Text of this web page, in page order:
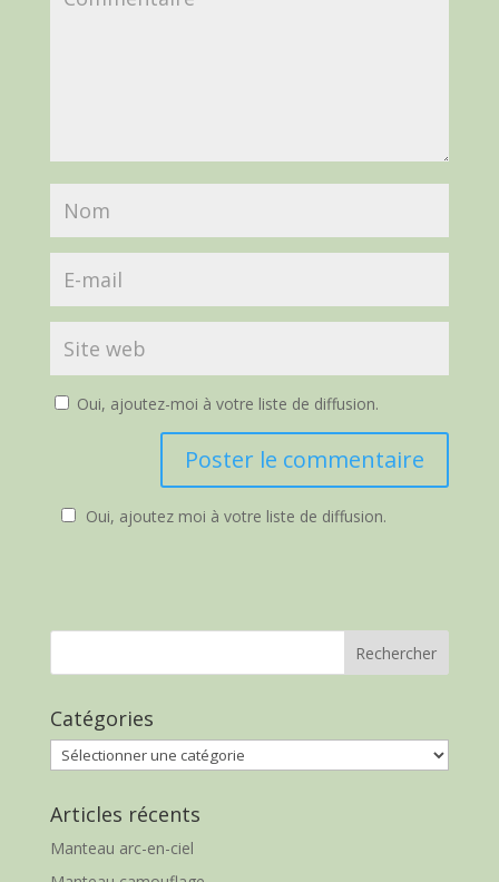
Oui, ajoutez-moi à votre liste de diffusion.
Oui, ajoutez moi à votre liste de diffusion.
Catégories
Catégories
Articles récents
Manteau arc-en-ciel